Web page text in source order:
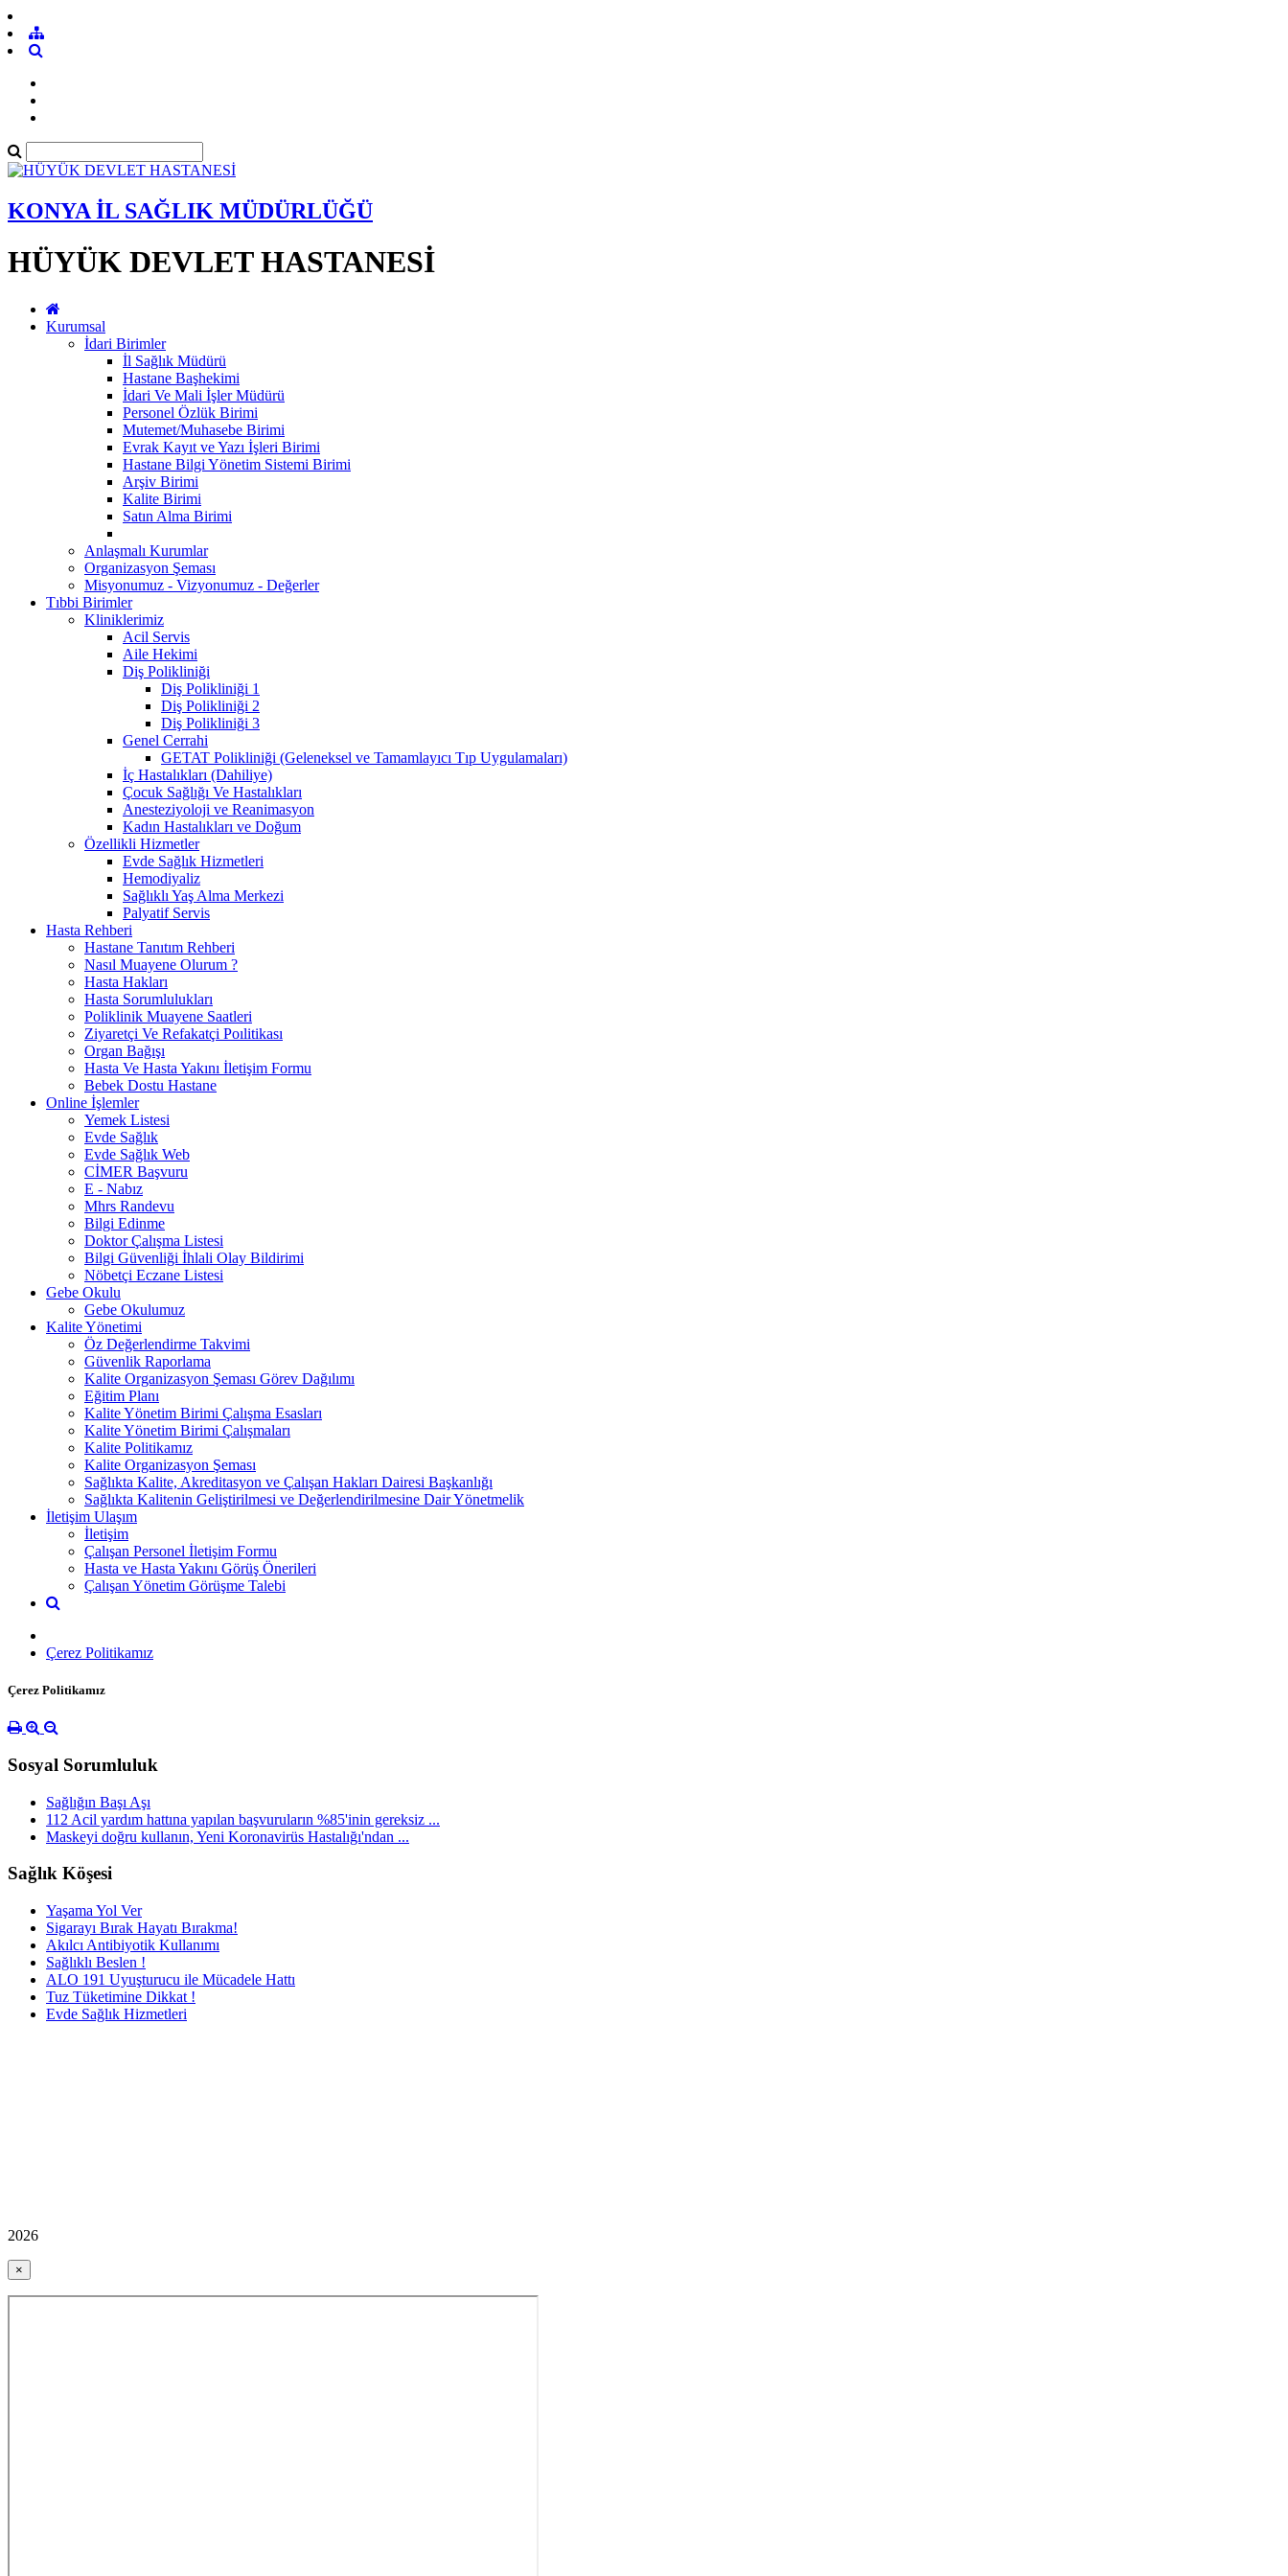
KONYA İL SAĞLIK MÜDÜRLÜĞÜ
HÜYÜK DEVLET HASTANESİ
Kurumsal
İdari Birimler
İl Sağlık Müdürü
Hastane Başhekimi
İdari Ve Mali İşler Müdürü
Personel Özlük Birimi
Mutemet/Muhasebe Birimi
Evrak Kayıt ve Yazı İşleri Birimi
Hastane Bilgi Yönetim Sistemi Birimi
Arşiv Birimi
Kalite Birimi
Satın Alma Birimi
Anlaşmalı Kurumlar
Organizasyon Şeması
Misyonumuz - Vizyonumuz - Değerler
Tıbbi Birimler
Kliniklerimiz
Acil Servis
Aile Hekimi
Diş Polikliniği
Diş Polikliniği 1
Diş Polikliniği 2
Diş Polikliniği 3
Genel Cerrahi
GETAT Polikliniği (Geleneksel ve Tamamlayıcı Tıp Uygulamaları)
İç Hastalıkları (Dahiliye)
Çocuk Sağlığı Ve Hastalıkları
Anesteziyoloji ve Reanimasyon
Kadın Hastalıkları ve Doğum
Özellikli Hizmetler
Evde Sağlık Hizmetleri
Hemodiyaliz
Sağlıklı Yaş Alma Merkezi
Palyatif Servis
Hasta Rehberi
Hastane Tanıtım Rehberi
Nasıl Muayene Olurum ?
Hasta Hakları
Hasta Sorumlulukları
Poliklinik Muayene Saatleri
Ziyaretçi Ve Refakatçi Poılitikası
Organ Bağışı
Hasta Ve Hasta Yakını İletişim Formu
Bebek Dostu Hastane
Online İşlemler
Yemek Listesi
Evde Sağlık
Evde Sağlık Web
CİMER Başvuru
E - Nabız
Mhrs Randevu
Bilgi Edinme
Doktor Çalışma Listesi
Bilgi Güvenliği İhlali Olay Bildirimi
Nöbetçi Eczane Listesi
Gebe Okulu
Gebe Okulumuz
Kalite Yönetimi
Öz Değerlendirme Takvimi
Güvenlik Raporlama
Kalite Organizasyon Şeması Görev Dağılımı
Eğitim Planı
Kalite Yönetim Birimi Çalışma Esasları
Kalite Yönetim Birimi Çalışmaları
Kalite Politikamız
Kalite Organizasyon Şeması
Sağlıkta Kalite, Akreditasyon ve Çalışan Hakları Dairesi Başkanlığı
Sağlıkta Kalitenin Geliştirilmesi ve Değerlendirilmesine Dair Yönetmelik
İletişim Ulaşım
İletişim
Çalışan Personel İletişim Formu
Hasta ve Hasta Yakını Görüş Önerileri
Çalışan Yönetim Görüşme Talebi
Çerez Politikamız
Çerez Politikamız
Sosyal Sorumluluk
Sağlığın Başı Aşı
112 Acil yardım hattına yapılan başvuruların %85'inin gereksiz ...
Maskeyi doğru kullanın, Yeni Koronavirüs Hastalığı'ndan ...
Sağlık Köşesi
Yaşama Yol Ver
Sigarayı Bırak Hayatı Bırakma!
Akılcı Antibiyotik Kullanımı
Sağlıklı Beslen !
ALO 191 Uyuşturucu ile Mücadele Hattı
Tuz Tüketimine Dikkat !
Evde Sağlık Hizmetleri
2026
×